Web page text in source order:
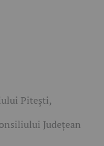
Pitești,
Județean